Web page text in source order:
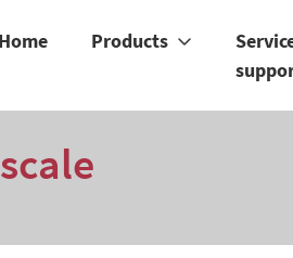
Home Products